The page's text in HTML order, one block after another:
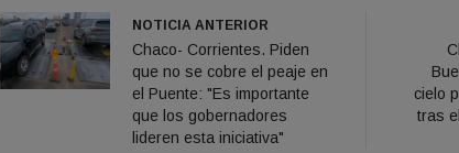
NOTICIA ANTERIOR
Chaco- Corrientes. Piden
que no se cobre el peaje en
el Puente: "Es importante
que los gobernadores
lideren esta iniciativa"
cielo
tras